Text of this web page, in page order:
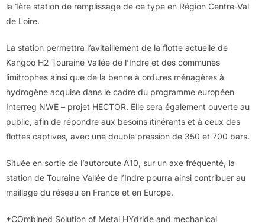
la 1ère station de remplissage de ce type en Région Centre-Val
de Loire.
La station permettra l’avitaillement de la flotte actuelle de
Kangoo H2 Touraine Vallée de l’Indre et des communes
limitrophes ainsi que de la benne à ordures ménagères à
hydrogène acquise dans le cadre du programme européen
Interreg NWE – projet HECTOR. Elle sera également ouverte au
public, afin de répondre aux besoins itinérants et à ceux des
flottes captives, avec une double pression de 350 et 700 bars.
Située en sortie de l’autoroute A10, sur un axe fréquenté, la
station de Touraine Vallée de l’Indre pourra ainsi contribuer au
maillage du réseau en France et en Europe.
*COmbined Solution of Metal HYdride and mechanical